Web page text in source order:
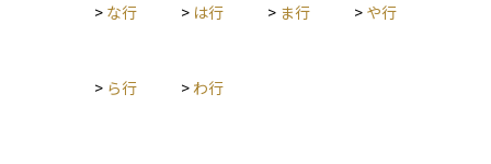
> な行 > は行 > ま行 > や行
> ら行 > わ行